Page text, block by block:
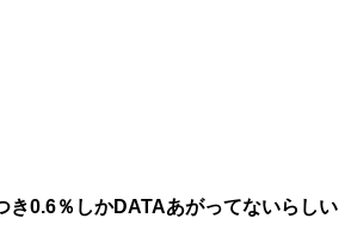
き0.6％しかDATAあがってないらしい